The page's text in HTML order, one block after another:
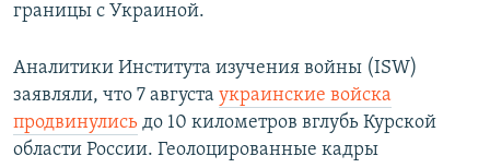
границы с Украиной.
Аналитики Института изучения войны (ISW)
заявляли, что 7 августа украинские войска
продвинулись до 10 километров вглубь Курской
области России. Геолоцированные кадры